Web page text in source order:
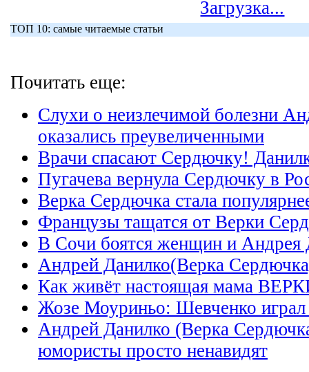
Загрузка...
ТОП 10: самые читаемые статьи
Почитать еще:
Слухи о неизлечимой болезни
оказались преувеличенными
Врачи спасают Сердючку!
Пугачева вернула Сердючку в
Верка Сердючка стала
Французы тащатся от Верки
В Сочи боятся женщин и Андрея
Андрей Данилко(Верка
Как живёт настоящая мама
Жозе Моуриньо: Шевченко играл
Андрей Данилко (Верка
юмористы просто ненавидят